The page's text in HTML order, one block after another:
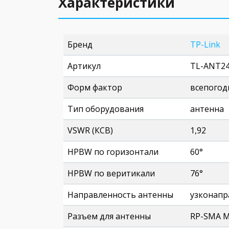
Бренд
TP-Link
Артикул
TL-
Форм фактор
Тип оборудования
антенна
VSWR (КСВ)
1,92
HPBW по горизонтали
60°
HPBW по веритикали
76°
Направленность антенны
Разъем для антенны
RP-SMA